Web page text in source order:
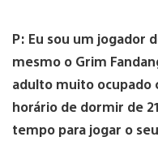
P: Eu sou um jogador
mesmo o Grim
adulto muito ocupado
horário de dormir de
tempo para jogar o